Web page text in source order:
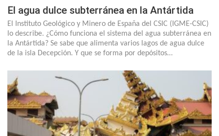
El agua dulce subterránea en la Antártida
El Instituto Geológico y Minero de España del CSIC (IGME-CSIC)
lo describe. ¿Cómo funciona el sistema del agua subterránea en
la Antártida? Se sabe que alimenta varios lagos de agua dulce
de la isla Decepción. Y que se forma por depósitos…